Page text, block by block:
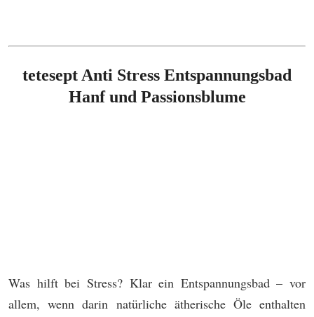
tetesept Anti Stress Entspannungsbad
Hanf und Passionsblume
Was hilft bei Stress? Klar ein Entspannungsbad – vor
allem, wenn darin natürliche ätherische Öle enthalten